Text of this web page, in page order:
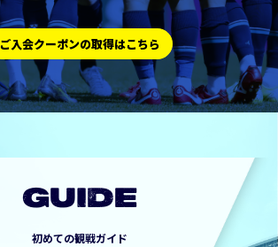
ご入会クーポンの取得はこちら
GUIDE
初めての観戦ガイド